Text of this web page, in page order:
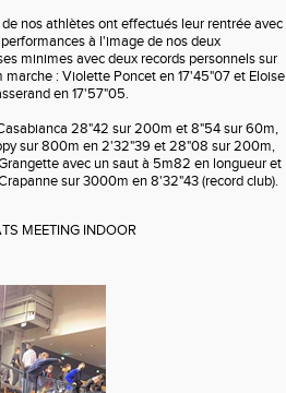
nos athlètes ont effectués leur rentrée avec
à l'image de nos deux
minimes avec deux records personnels sur
marche : Violette Poncet en 17'45"07 et Eloise
en 17'57"05.
28"42 sur 200m et 8"54 sur 60m,
sur 800m en 2'32"39 et 28"08 sur 200m,
avec un saut à 5m82 en longueur et
sur 3000m en 8'32"43 (record club).
MEETING INDOOR